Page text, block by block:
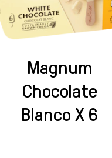
Magnum
Chocolate
Blanco X 6